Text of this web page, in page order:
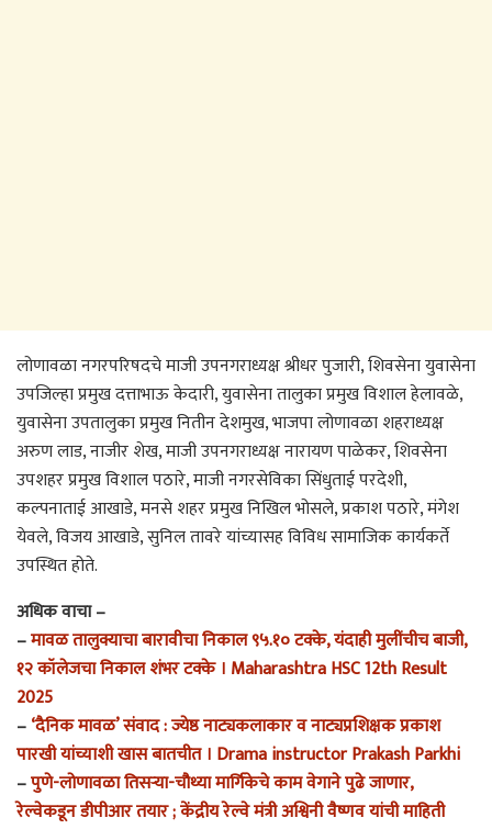
लोणावळा नगरपरिषदचे माजी उपनगराध्यक्ष श्रीधर पुजारी, शिवसेना युवासेना
उपजिल्हा प्रमुख दत्ताभाऊ केदारी, युवासेना तालुका प्रमुख विशाल हेलावळे,
युवासेना उपतालुका प्रमुख नितीन देशमुख, भाजपा लोणावळा शहराध्यक्ष
अरुण लाड, नाजीर शेख, माजी उपनगराध्यक्ष नारायण पाळेकर, शिवसेना
उपशहर प्रमुख विशाल पठारे, माजी नगरसेविका सिंधुताई परदेशी,
कल्पनाताई आखाडे, मनसे शहर प्रमुख निखिल भोसले, प्रकाश पठारे, मंगेश
येवले, विजय आखाडे, सुनिल तावरे यांच्यासह विविध सामाजिक कार्यकर्ते
उपस्थित होते.
अधिक वाचा –
–मावळ तालुक्याचा बारावीचा निकाल ९५.१० टक्के, यंदाही मुलींचीच बाजी,
१२ कॉलेजचा निकाल शंभर टक्के । Maharashtra HSC 12th Result
2025
–‘दैनिक मावळ’ संवाद : ज्येष्ठ नाट्यकलाकार व नाट्यप्रशिक्षक प्रकाश
पारखी यांच्याशी खास बातचीत । Drama instructor Prakash Parkhi
–पुणे-लोणावळा तिसर्‍या-चौथ्या मार्गिकेचे काम वेगाने पुढे जाणार,
रेल्वेकडून डीपीआर तयार ; केंद्रीय रेल्वे मंत्री अश्विनी वैष्णव यांची माहिती